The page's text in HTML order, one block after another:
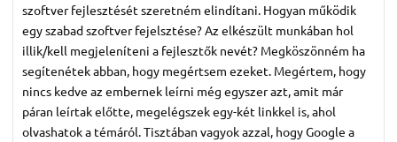
szoftver fejlesztését szeretném elindítani. Hogyan működik
egy szabad szoftver fejelsztése? Az elkészült munkában hol
illik/kell megjeleníteni a fejlesztők nevét? Megköszönném ha
segítenétek abban, hogy megértsem ezeket. Megértem, hogy
nincs kedve az embernek leírni még egyszer azt, amit már
páran leírtak előtte, megelégszek egy-két linkkel is, ahol
olvashatok a témáról. Tisztában vagyok azzal, hogy Google a